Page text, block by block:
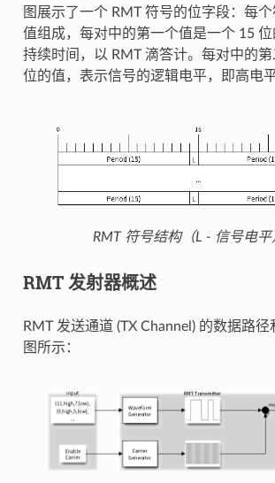
图展示了一个 RMT 符号的位字段：每
值组成，每对中的第一个值是一个 15
持续时间，以 RMT 滴答计。每对中的第
位的值，表示信号的逻辑电平，即高电
RMT 符号结构（L - 信号电平
RMT 发射器概述
RMT 发送通道 (TX Channel) 的数据路
图所示：